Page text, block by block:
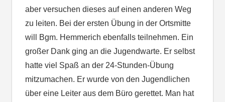
aber versuchen dieses auf einen anderen Weg
zu leiten. Bei der ersten Übung in der Ortsmitte
will Bgm. Hemmerich ebenfalls teilnehmen. Ein
großer Dank ging an die Jugendwarte. Er selbst
hatte viel Spaß an der 24-Stunden-Übung
mitzumachen. Er wurde von den Jugendlichen
über eine Leiter aus dem Büro gerettet. Man hat